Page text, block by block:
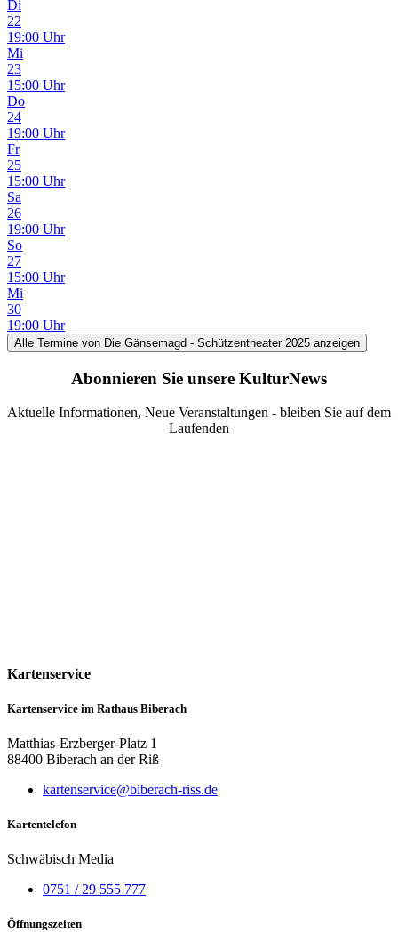
Di
22
19:00 Uhr
Mi
23
15:00 Uhr
Do
24
19:00 Uhr
Fr
25
15:00 Uhr
Sa
26
19:00 Uhr
So
27
15:00 Uhr
Mi
30
19:00 Uhr
Alle Termine von Die Gänsemagd - Schützentheater 2025 anzeigen
Abonnieren Sie unsere KulturNews
Aktuelle Informationen, Neue Veranstaltungen - bleiben Sie auf dem
Laufenden
Kartenservice
Kartenservice im Rathaus Biberach
Matthias-Erzberger-Platz 1
88400 Biberach an der Riß
kartenservice@biberach-riss.de
Kartentelefon
Schwäbisch Media
0751 / 29 555 777
Öffnungszeiten